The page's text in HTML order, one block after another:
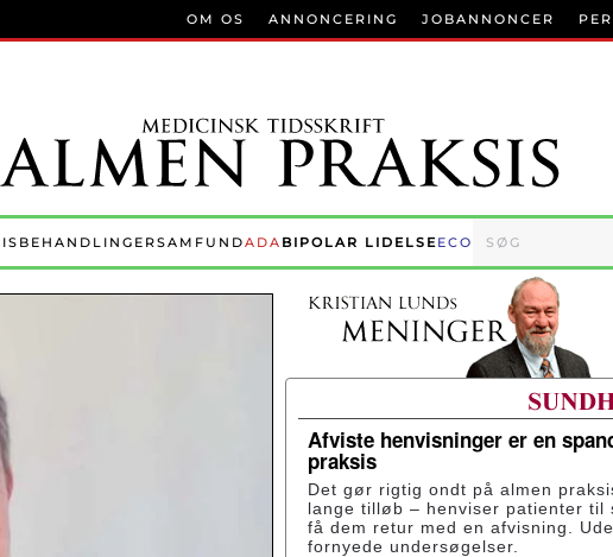
BEHANDLINGERSAMFUNDADA BIPOLAR LIDELSE ECO
OM OS ANNONCERING JOBANNONCER
Afviste henvisninger er en
praksis
Det gør rigtig ondt på almen
lange tilløb – henviser patienter til
få dem retur med en afvisning.
fornyede undersøgelser.